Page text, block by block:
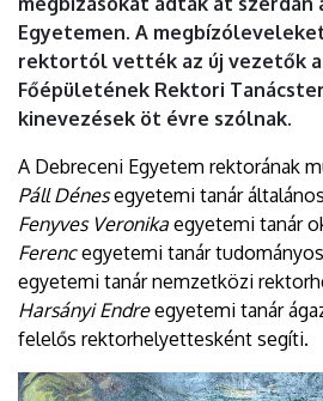
EGYETEM
Egyetemen. A
rektortól vették az új vezetők
Főépületének Rektori
kinevezések öt évre szólnak.
A Debreceni Egyetem rektorának
Páll Dénesegyetemi tanár
Fenyves Veronika egyetemi tanár
Ferencegyetemi tanár
egyetemi tanár nemzetközi
Harsányi Endreegyetemi tanár
felelős rektorhelyettesként segíti.